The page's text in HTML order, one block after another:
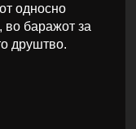
односно
баражот за
друштво.